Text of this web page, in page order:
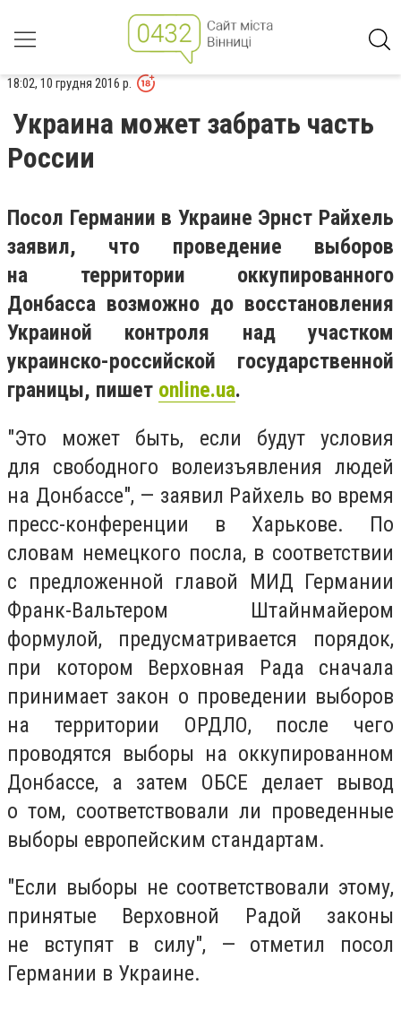
18:02, 10 грудня 2016 р.
Украина может забрать часть
России
Посол Германии в Украине Эрнст Райхель
заявил, что проведение выборов
на территории оккупированного
Донбасса возможно до восстановления
Украиной контроля над участком
украинско-российской государственной
границы, пишет online.ua.
"Это может быть, если будут условия
для свободного волеизъявления людей
на Донбассе", — заявил Райхель во время
пресс-конференции в Харькове. По
словам немецкого посла, в соответствии
с предложенной главой МИД Германии
Франк-Вальтером Штайнмайером
формулой, предусматривается порядок,
при котором Верховная Рада сначала
принимает закон о проведении выборов
на территории ОРДЛО, после чего
проводятся выборы на оккупированном
Донбассе, а затем ОБСЕ делает вывод
о том, соответствовали ли проведенные
выборы европейским стандартам.
"Если выборы не соответствовали этому,
принятые Верховной Радой законы
не вступят в силу", — отметил посол
Германии в Украине.